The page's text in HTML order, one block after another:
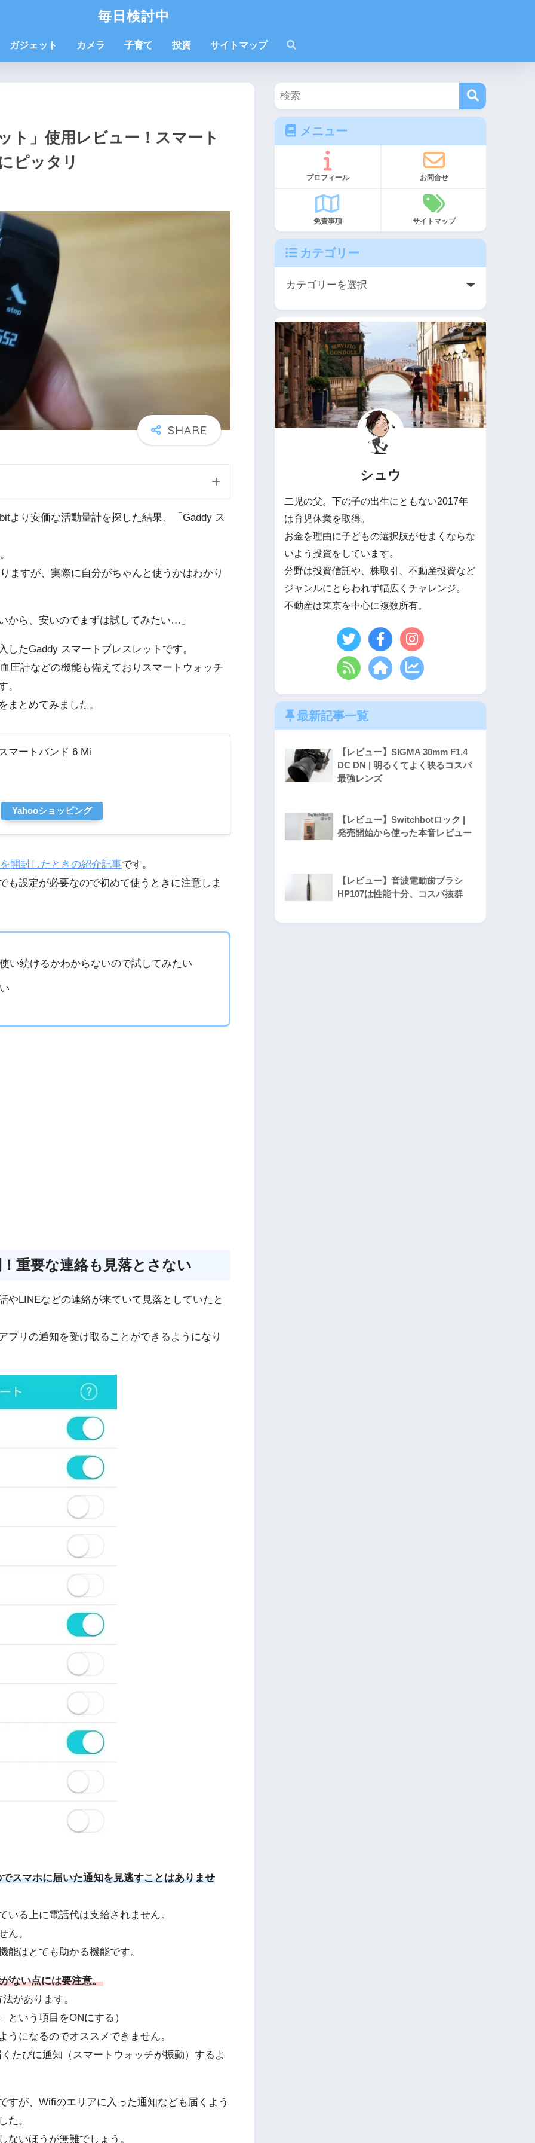
毎日検討中
ガジェット カメラ 子育て 投資 サイトマップ
ト」使用レビュー！スマート
ピッタリ
より安価な活動量計を探した結果、「Gaddy ス
ますが、実際に自分がちゃんと使うかはわかり
から、安いのでまずは試してみたい…」
たGaddy スマートブレスレットです。
圧計などの機能も備えておりスマートウォッチ
。
まとめてみました。
マートバンド 6 Mi
Yahooショッピング
開封したときの紹介記事です。
も設定が必要なので初めて使うときに注意しま
い続けるかわからないので試してみたい
重要な連絡も見落とさない
やLINEなどの連絡が来ていて見落としていたと
プリの通知を受け取ることができるようになり
スマホに届いた通知を見逃すことはありませ
る上に電話代は支給されません。
ん。
能はとても助かる機能です。
ない点には要注意。
があります。
という項目をONにする）
になるのでオススメできません。
たびに通知（スマートウォッチが振動）するよ
すが、Wifiのエリアに入った通知なども届くよう
た。
ないほうが無難でしょう。
メニュー
プロフィール お問合せ
免責事項 サイトマップ
カテゴリー
シュウ
二児の父。下の子の出生にともない2017年
は育児休業を取得。
お金を理由に子どもの選択肢がせまくならな
いよう投資をしています。
分野は投資信託や、株取引、不動産投資など
ジャンルにとらわれず幅広くチャレンジ。
不動産は東京を中心に複数所有。
最新記事一覧
【レビュー】SIGMA 30mm F1.4
DC DN | 明るくてよく映るコスパ
最強レンズ
【レビュー】Switchbotロック |
発売開始から使った本音レビュー
【レビュー】音波電動歯ブラシ
HP107は性能十分、コスパ抜群